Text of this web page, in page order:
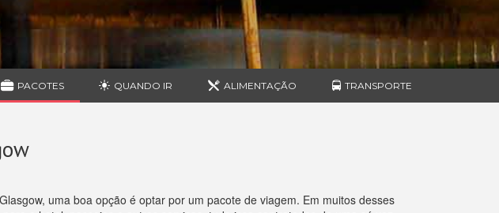
PACOTES QUANDO IR ALIMENTAÇÃO TRANSPORTE
uma boa opção é optar por um pacote de viagem. Em muitos desses